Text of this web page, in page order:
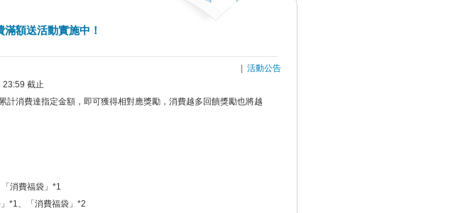
滿額送活動實施中！
活動公告
截止
計消費達指定金額，即可獲得相對應獎勵，消費越多回饋獎勵也將越
消費福袋」*1
*1、「消費福袋」*2